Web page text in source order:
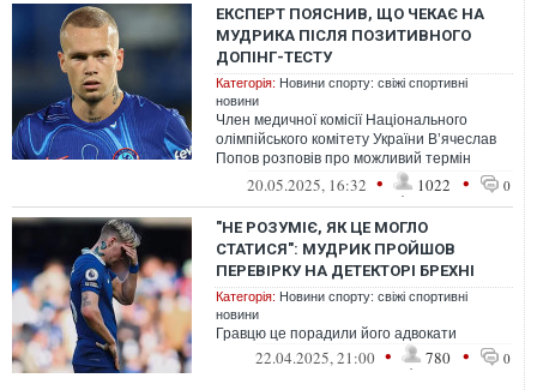
ЕКСПЕРТ ПОЯСНИВ, ЩО ЧЕКАЄ НА
МУДРИКА ПІСЛЯ ПОЗИТИВНОГО
ДОПІНГ-ТЕСТУ
Категорія: Новини спорту: свіжі спортивні
новини
Член медичної комісії Національного
олімпійського комітету України В’ячеслав
Попов розповів про можливий термін
дискваліфікації футболіста збірної Укр...
20.05.2025, 16:32 • 1022 • 0
"НЕ РОЗУМІЄ, ЯК ЦЕ МОГЛО
СТАТИСЯ": МУДРИК ПРОЙШОВ
ПЕРЕВІРКУ НА ДЕТЕКТОРІ БРЕХНІ
Категорія: Новини спорту: свіжі спортивні
новини
Гравцю це порадили його адвокати
22.04.2025, 21:00 • 780 • 0